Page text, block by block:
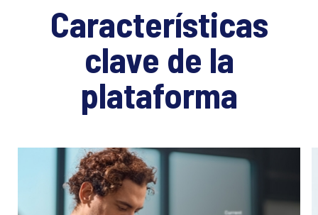
Características
clave de la
plataforma